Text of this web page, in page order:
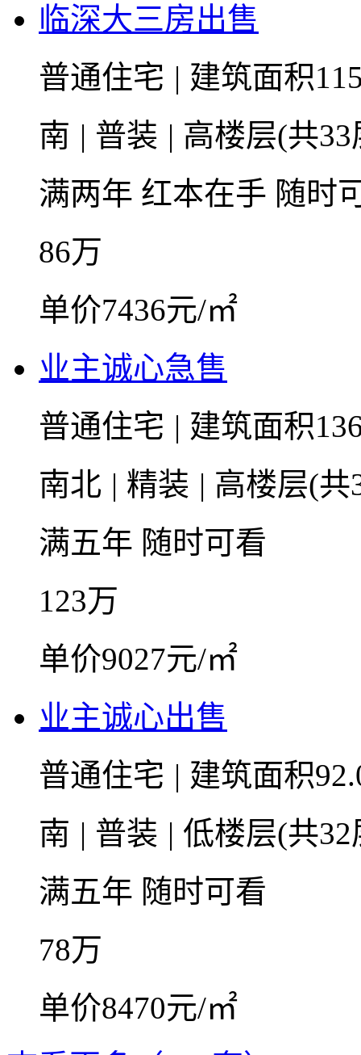
临深大三房出售
普通住宅 | 建筑面积
南 | 普装 | 高楼层(共
满两年 红本在手 随时
86万
单价7436元/㎡
业主诚心急售
普通住宅 | 建筑面积
南北 | 精装 | 高楼层(
满五年 随时可看
123万
单价9027元/㎡
业主诚心出售
普通住宅 | 建筑面积
南 | 普装 | 低楼层(共
满五年 随时可看
78万
单价8470元/㎡